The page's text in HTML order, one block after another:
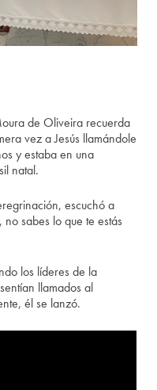
de Oliveira recuerda
vez a Jesús llamándole
y estaba en una
natal.
escuchó a
no sabes lo que te estás
los líderes de la
llamados al
él se lanzó.